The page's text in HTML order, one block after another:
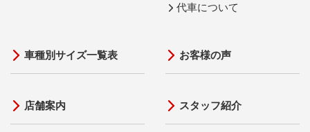
代車について
車種別サイズ一覧表
店舗案内
お客様の声
スタッフ紹介